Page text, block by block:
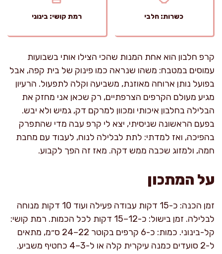
כשרות: חלבי רמת קושי: בינוני
קרפ חלבון הוא אחת המנות שהכי הצילו אותי בשבועות
עמוסים במטבח: משהו שנראה כמו פינוק של בית קפה, אבל
בפועל נותן ארוחה מאוזנת, משביעה וקלה לתפעול. הרעיון
מגיע מעולם הקרפים הצרפתיים, רק שכאן אני מחזק את
הבלילה בחלבון איכותי ומכוון למרקם דק, גמיש ולא יבש.
בפעם הראשונה שניסיתי, יצא לי קרפ עבה מדי שהתפרק
בהפיכה, ואז למדתי: לתת לבלילה לנוח, לעבוד עם מחבת
חמה, ולמזוג שכבה ממש דקה. מאז זה הפך לקבוע.
על המתכון
זמן הכנה: כ-15 דקות עבודה פעילה ועוד 10 דקות מנוחה
לבלילה. זמן בישול: כ-12–15 דקות לכל הכמות. רמת קושי:
קל-בינוני. כמות: כ-6 קרפים בקוטר 22–24 ס״מ, מתאים
ל-2 סועדים כמנה עיקרית קלה או ל-3–4 כחטיף משביע.